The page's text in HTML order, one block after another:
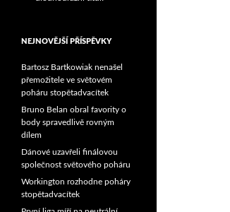
NEJNOVĚJŠÍ PŘÍSPĚVKY
Bartosz Bartkowiak nenašel
přemožitele ve světovém
poháru stopětadvacítek
Bruno Belan obral favority o
body spravedlivě rovným
dílem
Dánové uzavřeli finálovou
společnost světového poháru
Workington rozhodne poháry
stopětadvacítek